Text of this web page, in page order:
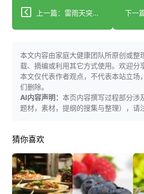
上一篇：雷雨天突然喘不上气？它竟是雷雨天专属的隐形杀手，99%人不知道！
本文内容由家庭大健康团队所原创或整
载、摘编或利用其它方式使用。欢迎分
本文仅代表作者观点，不代表本站立场
们删除。
AI内容声明： 本页内容撰写过程部分涉
题材，素材，提纲的搜集与整理），请
猜你喜欢